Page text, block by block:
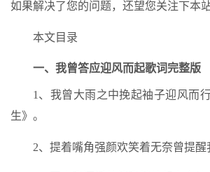
如果解决了您的问题，还望您关注下本
本文目录
一、我曾答应迎风而起歌词完整版
1、我曾大雨之中挽起袖子迎风而
生》。
2、提着嘴角强颜欢笑着无奈曾提醒